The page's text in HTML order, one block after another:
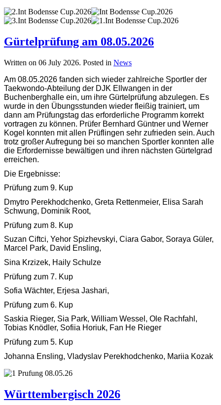
Gürtelprüfung am 08.05.2026
Written on 06 July 2026. Posted in News
Am 08.05.2026 fanden sich wieder zahlreiche Sportler der
Taekwondo-Abteilung der DJK Ellwangen in der
Buchenberghalle ein, um ihre Gürtelprüfung abzulegen. Es
wurde in den Übungsstunden wieder fleißig trainiert, um
dann am Prüfungstag das erforderliche Programm korrekt
vortragen zu können. Prüfer Bernhard Güntner und Werner
Kogel konnten mit allen Prüflingen sehr zufrieden sein. Auch
trotz großer Aufregung bei so manchen Sportler konnten alle
die Erfordernisse bewältigen und ihren nächsten Gürtelgrad
erreichen.
Die Ergebnisse:
Prüfung zum 9. Kup
Dmytro Perekhodchenko, Greta Rettenmeier, Elisa Sarah
Schwung, Dominik Root,
Prüfung zum 8. Kup
Suzan Ciftci, Yehor Spizhevskyi, Ciara Gabor, Soraya Güler,
Marcel Park, David Ensling,
Sina Krzizek, Haily Schulze
Prüfung zum 7. Kup
Sofia Wächter, Erjesa Jashari,
Prüfung zum 6. Kup
Saskia Rieger, Sia Park, William Wessel, Ole Rachfahl,
Tobias Knödler, Sofiia Horiuk, Fan He Rieger
Prüfung zum 5. Kup
Johanna Ensling, Vladyslav Perekhodchenko, Mariia Kozak
Württembergisch 2026